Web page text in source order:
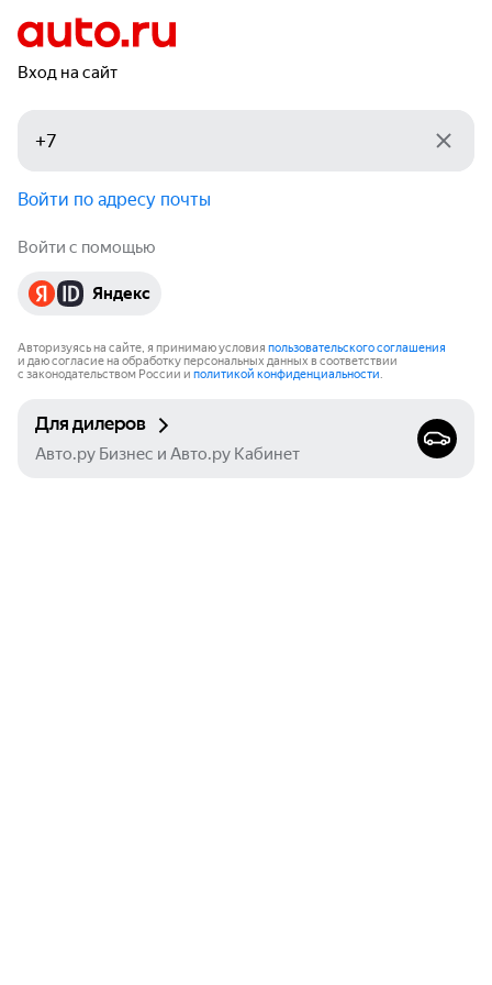
Вход на сайт
Войти по адресу почты
Войти с помощью
Яндекс
Авторизуясь на сайте, я принимаю условия пользовательского соглашения
и даю согласие на обработку персональных данных в соответствии
с законодательством России и политикой конфиденциальности.
Для дилеров
Авто.ру Бизнес и Авто.ру Кабинет